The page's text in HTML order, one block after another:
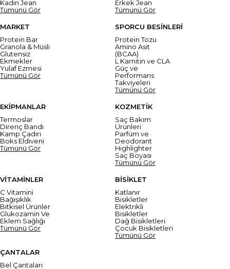
Kadın Jean
Tümünü Gör
Erkek Jean
Tümünü Gör
MARKET
Protein Bar
Granola & Müsli
Glutensiz
Ekmekler
Yulaf Ezmesi
Tümünü Gör
SPORCU BESİNLERİ
Protein Tozu
Amino Asit
(BCAA)
L Karnitin ve CLA
Güç ve
Performans
Takviyeleri
Tümünü Gör
EKİPMANLAR
Termoslar
Direnç Bandı
Kamp Çadırı
Boks Eldiveni
Tümünü Gör
KOZMETİK
Saç Bakım
Ürünleri
Parfüm ve
Deodorant
Highlighter
Saç Boyası
Tümünü Gör
VİTAMİNLER
C Vitamini
Bağışıklık
Bitkisel Ürünler
Glukozamin Ve
Eklem Sağlığı
Tümünü Gör
BİSİKLET
Katlanır
Bisikletler
Elektrikli
Bisikletler
Dağ Bisikletleri
Çocuk Bisikletleri
Tümünü Gör
ÇANTALAR
Bel Çantaları